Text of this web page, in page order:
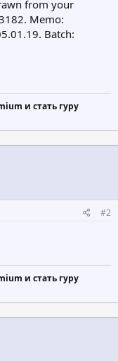
from your
Memo:
Batch:
и стать гуру
#2
и стать гуру